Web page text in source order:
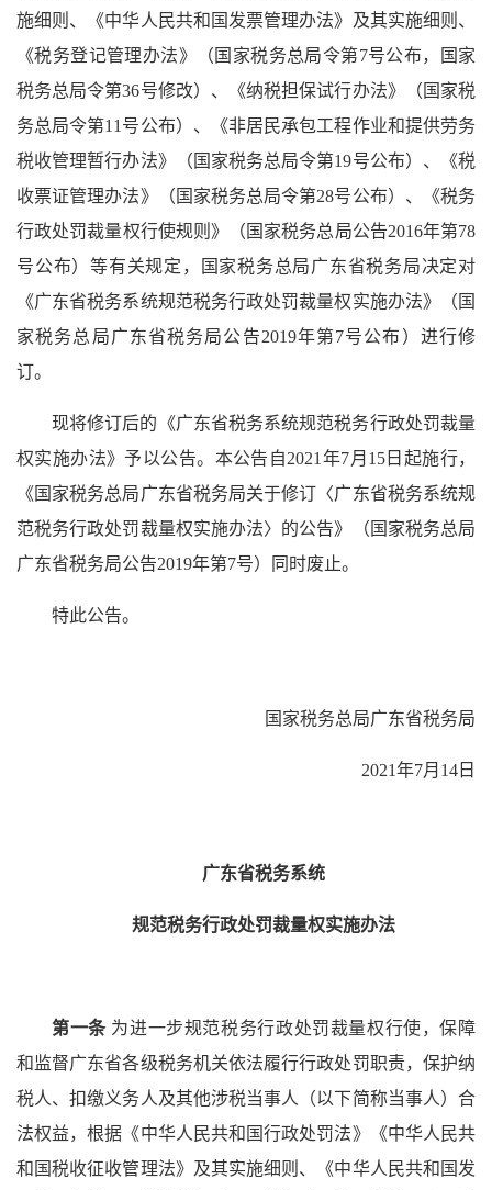
施细则、《中华人民共和国发票管理办法》及其实施细则、
《税务登记管理办法》（国家税务总局令第7号公布，国家
税务总局令第36号修改）、《纳税担保试行办法》（国家税
务总局令第11号公布）、《非居民承包工程作业和提供劳务
税收管理暂行办法》（国家税务总局令第19号公布）、《税
收票证管理办法》（国家税务总局令第28号公布）、《税务
行政处罚裁量权行使规则》（国家税务总局公告2016年第78
号公布）等有关规定，国家税务总局广东省税务局决定对
《广东省税务系统规范税务行政处罚裁量权实施办法》（国
家税务总局广东省税务局公告2019年第7号公布）进行修
订。
现将修订后的《广东省税务系统规范税务行政处罚裁量
权实施办法》予以公告。本公告自2021年7月15日起施行，
《国家税务总局广东省税务局关于修订〈广东省税务系统规
范税务行政处罚裁量权实施办法〉的公告》（国家税务总局
广东省税务局公告2019年第7号）同时废止。
特此公告。
国家税务总局广东省税务局
2021年7月14日
广东省税务系统
规范税务行政处罚裁量权实施办法
第一条 为进一步规范税务行政处罚裁量权行使，保障
和监督广东省各级税务机关依法履行行政处罚职责，保护纳
税人、扣缴义务人及其他涉税当事人（以下简称当事人）合
法权益，根据《中华人民共和国行政处罚法》《中华人民共
和国税收征收管理法》及其实施细则、《中华人民共和国发